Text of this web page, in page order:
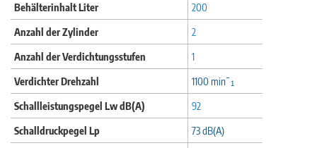
Behälterinhalt Liter
200
Anzahl der Zylinder
2
Anzahl der Verdichtungsstufen
1
Verdichter Drehzahl
1100 min¯¹
Schallleistungspegel Lw dB(A)
92
Schalldruckpegel Lp
73 dB(A)